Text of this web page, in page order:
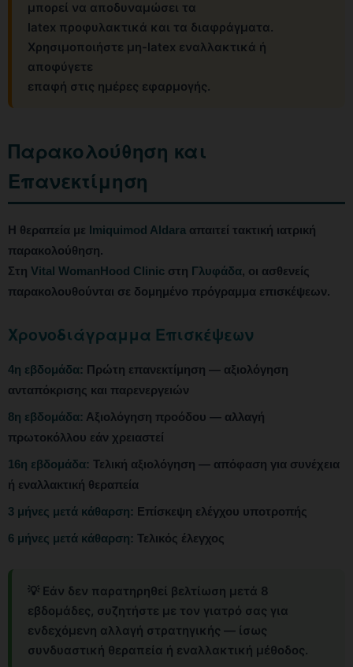
μπορεί να αποδυναμώσει τα
latex προφυλακτικά και τα διαφράγματα.
Χρησιμοποιήστε μη-latex εναλλακτικά ή
αποφύγετε
επαφή στις ημέρες εφαρμογής.
Παρακολούθηση και
Επανεκτίμηση
Η θεραπεία με Imiquimod Aldara απαιτεί τακτική ιατρική
παρακολούθηση.
Στη Vital WomanHood Clinic στη Γλυφάδα, οι ασθενείς
παρακολουθούνται σε δομημένο πρόγραμμα επισκέψεων.
Χρονοδιάγραμμα Επισκέψεων
4η εβδομάδα: Πρώτη επανεκτίμηση — αξιολόγηση
ανταπόκρισης και παρενεργειών
8η εβδομάδα: Αξιολόγηση προόδου — αλλαγή
πρωτοκόλλου εάν χρειαστεί
16η εβδομάδα: Τελική αξιολόγηση — απόφαση για συνέχεια
ή εναλλακτική θεραπεία
3 μήνες μετά κάθαρση: Επίσκεψη ελέγχου υποτροπής
6 μήνες μετά κάθαρση: Τελικός έλεγχος
💡 Εάν δεν παρατηρηθεί βελτίωση μετά 8
εβδομάδες, συζητήστε με τον γιατρό σας για
ενδεχόμενη αλλαγή στρατηγικής — ίσως
συνδυαστική θεραπεία ή εναλλακτική μέθοδος.